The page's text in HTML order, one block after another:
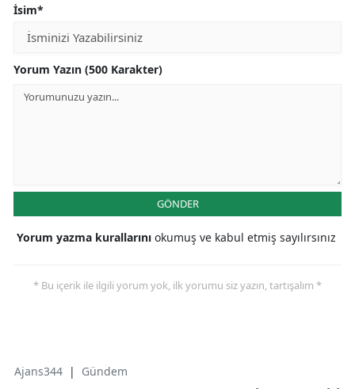
İsim*
Yorum Yazın (500 Karakter)
GÖNDER
Yorum yazma kurallarını okumuş ve kabul etmiş sayılırsınız
* Bu içerik ile ilgili yorum yok, ilk yorumu siz yazın, tartışalım *
Ajans344 | Gündem